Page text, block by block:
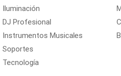
Iluminación
DJ Profesional
Instrumentos Musicales
Soportes
Tecnología